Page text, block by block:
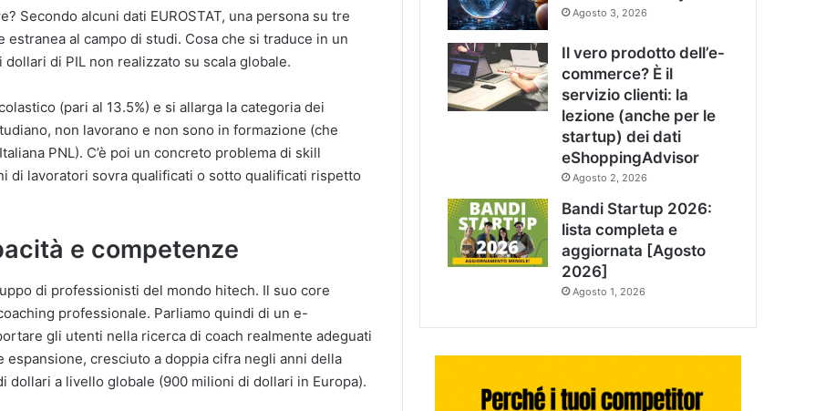
Secondo alcuni dati EUROSTAT, una persona su tre
al campo di studi. Cosa che si traduce in un
di PIL non realizzato su scala globale.
(pari al 13.5%) e si allarga la categoria dei
non lavorano e non sono in formazione (che
PNL). C’è poi un concreto problema di skill
di lavoratori sovra qualificati o sotto qualificati rispetto
e competenze
di professionisti del mondo hitech. Il suo core
professionale. Parliamo quindi di un e-
gli utenti nella ricerca di coach realmente adeguati
cresciuto a doppia cifra negli anni della
dollari a livello globale (900 milioni di dollari in Europa).
Agosto 3, 2026
Il vero prodotto dell’e-
commerce? È il
servizio clienti: la
lezione (anche per le
startup) dei dati
eShoppingAdvisor
Agosto 2, 2026
Bandi Startup 2026:
lista completa e
aggiornata [Agosto
2026]
Agosto 1, 2026